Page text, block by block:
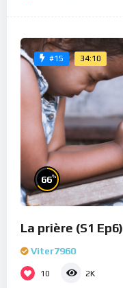
#15 34:10
66%
La prière (S1 Ep6)
Viter7960
10 2K